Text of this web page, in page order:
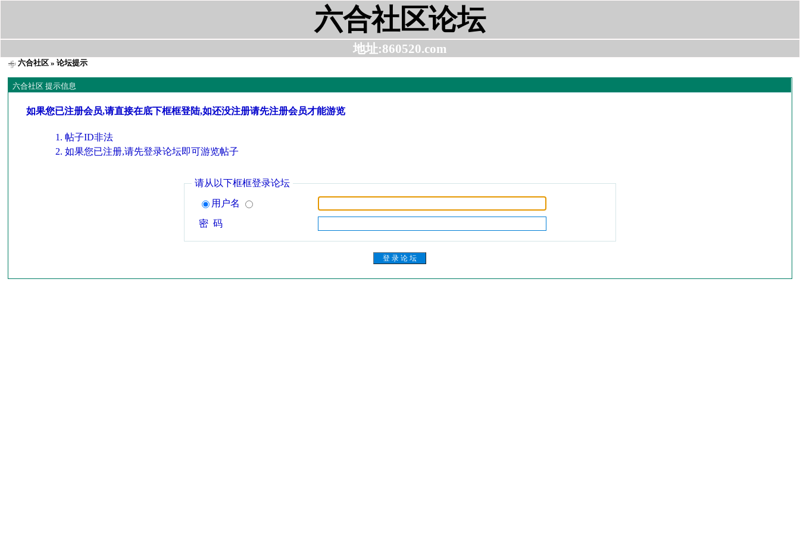
六合社区论坛
地址:860520.com
六合社区 » 论坛提示
六合社区 提示信息
如果您已注册会员,请直接在底下框框登陆,如还没注册请先注册会员才能游览
帖子ID非法
如果您已注册,请先登录论坛即可游览帖子
请从以下框框登录论坛
用户名
密 码